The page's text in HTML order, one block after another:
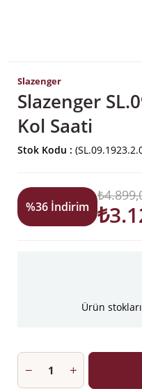
Slazenger
Slazenger
Kol Saati
Stok Kodu
%36 İndirim
Ürün